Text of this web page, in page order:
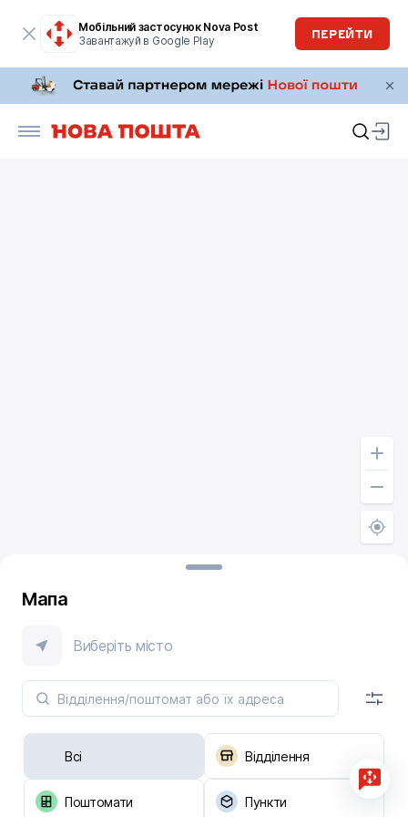
Мобільний застосунок Nova Post
Завантажуй в Google Play
ПЕРЕЙТИ
Мапа
Виберіть місто
Всі Відділення
Поштомати Пункти